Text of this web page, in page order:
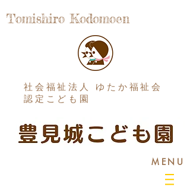
Tomishiro Kodomoen
社会福祉法人 ゆたか福祉会
認定こども園
MENU